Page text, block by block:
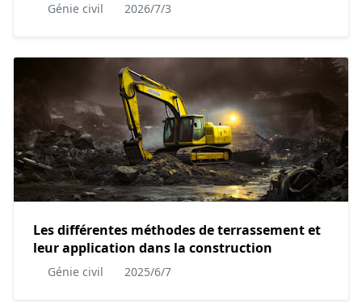
Génie civil 2026/7/3
Les différentes méthodes de terrassement et
leur application dans la construction
Génie civil 2025/6/7